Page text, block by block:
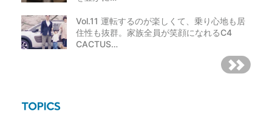
Vol.11 運転するのが楽しくて、乗り心地も居
住性も抜群。家族全員が笑顔になれるC4
CACTUS…